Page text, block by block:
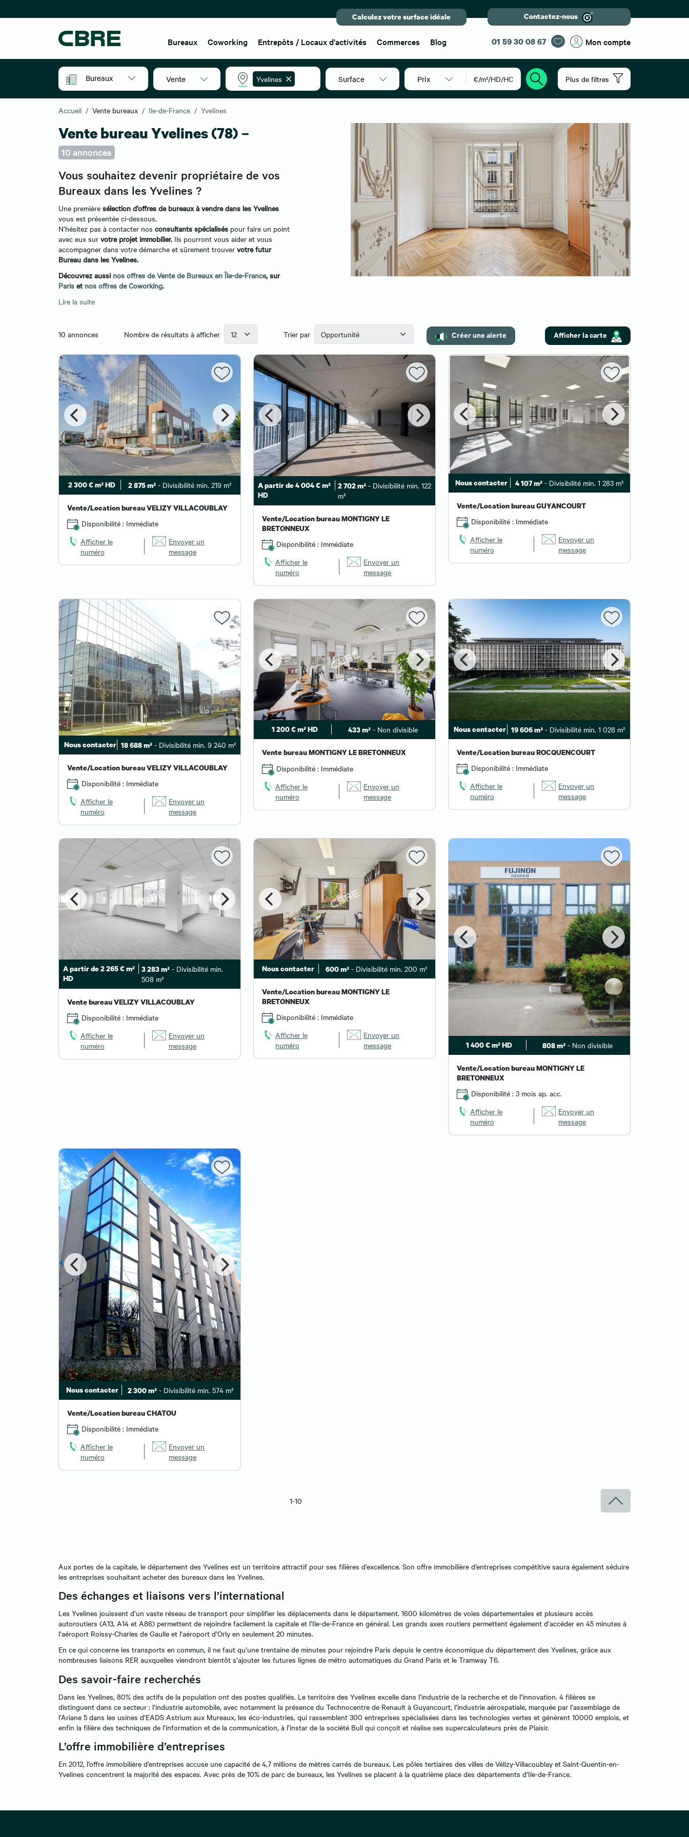
Calculez votre surface idéale Contactez-nous
Bureaux Coworking Entrepôts / Locaux d'activités Commerces Blog 01 59 30 08 67 Mon compte
Bureaux Vente Yvelines Surface Prix €/m²/HD/HC Plus de filtres
Accueil Vente bureaux Ile-de-France Yvelines
Vente bureau Yvelines (78) –
10 annonces
Vous souhaitez devenir propriétaire de vos
Bureaux dans les Yvelines ?
Une première sélection d’offres de bureaux à vendre dans les Yvelines
vous est présentée ci-dessous.
N’hésitez pas à contacter nos consultants spécialisés pour faire un point
avec eux sur votre projet immobilier. Ils pourront vous aider et vous
accompagner dans votre démarche et sûrement trouver votre futur
Bureau dans les Yvelines.
Découvrez aussi nos offres de Vente de Bureaux en Île-de-France, sur
Paris et nos offres de Coworking.
Lire la suite
10 annonces Nombre de résultats à afficher Trier par Créer une alerte Afficher la carte
2 300 € m² HD 2 875 m² - Divisibilité min. 219 m²
Vente/Location bureau VELIZY VILLACOUBLAY
Disponibilité : Immédiate
Afficher le
numéro
Envoyer un
message
A partir de 4 004 € m²
HD
2 702 m²- Divisibilité min. 122
m²
Vente/Location bureau MONTIGNY LE
BRETONNEUX
Disponibilité : Immédiate
Afficher le
numéro
Envoyer un
message
Nous contacter 4 107 m² - Divisibilité min. 1 283 m²
Vente/Location bureau GUYANCOURT
Disponibilité : Immédiate
Afficher le
numéro
Envoyer un
message
Nous contacter 18 688 m²- Divisibilité min. 9 240 m²
Vente/Location bureau VELIZY VILLACOUBLAY
Disponibilité : Immédiate
Afficher le
numéro
Envoyer un
message
1 200 € m² HD 433 m²- Non divisible
Vente bureau MONTIGNY LE BRETONNEUX
Disponibilité : Immédiate
Afficher le
numéro
Envoyer un
message
Nous contacter 19 606 m² - Divisibilité min. 1 028 m²
Vente/Location bureau ROCQUENCOURT
Disponibilité : Immédiate
Afficher le
numéro
Envoyer un
message
A partir de 2 265 € m²
HD
3 283 m²- Divisibilité min.
508 m²
Vente bureau VELIZY VILLACOUBLAY
Disponibilité : Immédiate
Afficher le
numéro
Envoyer un
message
Nous contacter 600 m² - Divisibilité min. 200 m²
Vente/Location bureau MONTIGNY LE
BRETONNEUX
Disponibilité : Immédiate
Afficher le
numéro
Envoyer un
message
1 400 € m² HD 808 m²- Non divisible
Vente/Location bureau MONTIGNY LE
BRETONNEUX
Disponibilité : 3 mois ap. acc.
Afficher le
numéro
Envoyer un
message
Nous contacter 2 300 m² - Divisibilité min. 574 m²
Vente/Location bureau CHATOU
Disponibilité : Immédiate
Afficher le
numéro
Envoyer un
message
1-10
Aux portes de la capitale, le département des Yvelines est un territoire attractif pour ses filières d’excellence. Son offre immobilière d’entreprises compétitive saura également séduire
les entreprises souhaitant acheter des bureaux dans les Yvelines.
Des échanges et liaisons vers l’international
Les Yvelines jouissent d’un vaste réseau de transport pour simplifier les déplacements dans le département. 1600 kilomètres de voies départementales et plusieurs accès
autoroutiers (A13, A14 et A86) permettent de rejoindre facilement la capitale et l’Ile-de-France en général. Les grands axes routiers permettent également d’accéder en 45 minutes à
l’aéroport Roissy-Charles de Gaulle et l’aéroport d’Orly en seulement 20 minutes.
En ce qui concerne les transports en commun, il ne faut qu’une trentaine de minutes pour rejoindre Paris depuis le centre économique du département des Yvelines, grâce aux
nombreuses liaisons RER auxquelles viendront bientôt s’ajouter les futures lignes de métro automatiques du Grand Paris et le Tramway T6.
Des savoir-faire recherchés
Dans les Yvelines, 80% des actifs de la population ont des postes qualifiés. Le territoire des Yvelines excelle dans l’industrie de la recherche et de l’innovation. 4 filières se
distinguent dans ce secteur : l’industrie automobile, avec notamment la présence du Technocentre de Renault à Guyancourt, l’industrie aérospatiale, marquée par l’assemblage de
l’Ariane 5 dans les usines d’EADS Astrium aux Mureaux, les éco-industries, qui rassemblent 300 entreprises spécialisées dans les technologies vertes et génèrent 10000 emplois, et
enfin la filière des techniques de l’information et de la communication, à l’instar de la société Bull qui conçoit et réalise ses supercalculateurs près de Plaisir.
L’offre immobilière d’entreprises
En 2012, l’offre immobilière d’entreprises accuse une capacité de 4,7 millions de mètres carrés de bureaux. Les pôles tertiaires des villes de Vélizy-Villacoublay et Saint-Quentin-en-
Yvelines concentrent la majorité des espaces. Avec près de 10% de parc de bureaux, les Yvelines se placent à la quatrième place des départements d’Ile-de-France.